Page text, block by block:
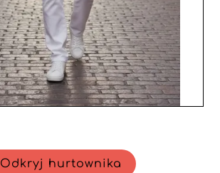
Odkryj hurtownika